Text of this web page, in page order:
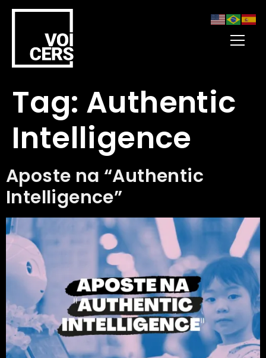
Tag: Authentic
Intelligence
Aposte na “Authentic
Intelligence”